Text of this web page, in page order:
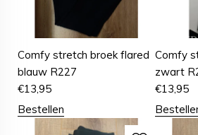
Comfy stretch broek flared
blauw R227
€13,95
Bestellen
Comfy
zwart
€13,95